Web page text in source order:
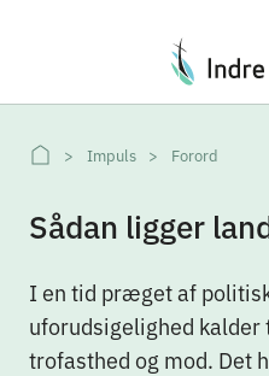
Impuls Forord
Sådan ligger
I en tid præget af
uforudsigelighed kalder
trofasthed og mod. Det